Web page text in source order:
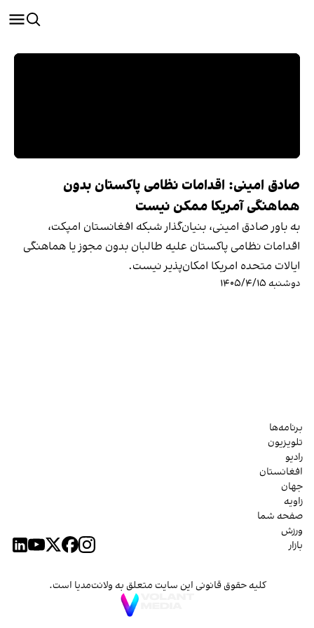
صادق امینی: اقدامات نظامی پاکستان بدون
هماهنگی آمریکا ممکن نیست
به باور صادق امینی، بنیان‌گذار شبکه افغانستان امپکت،
اقدامات نظامی پاکستان علیه طالبان بدون مجوز یا هماهنگی
ایالات متحده امریکا امکان‌پذیر نیست.
دوشنبه ۱۴۰۵/۴/۱۵
برنامه‌ها
تلویزیون
رادیو
افغانستان
جهان
زاویه
صفحه شما
ورزش
بازار
کلیه حقوق قانونی این سایت متعلق به ولانت‌مدیا است.